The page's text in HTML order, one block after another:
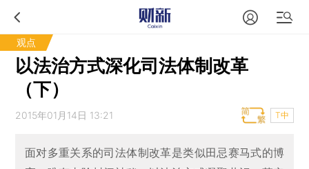
观点
以法治方式深化司法体制改革
（下）
2015年01月14日 13:21 T中
面对多重关系的司法体制改革是类似田忌赛马式的博